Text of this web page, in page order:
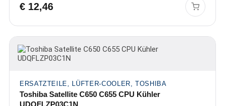
€12,46
ERSATZTEILE, LÜFTER-COOLER, TOSHIBA
Toshiba Satellite C650 C655 CPU Kühler
UDQFLZP03C1N